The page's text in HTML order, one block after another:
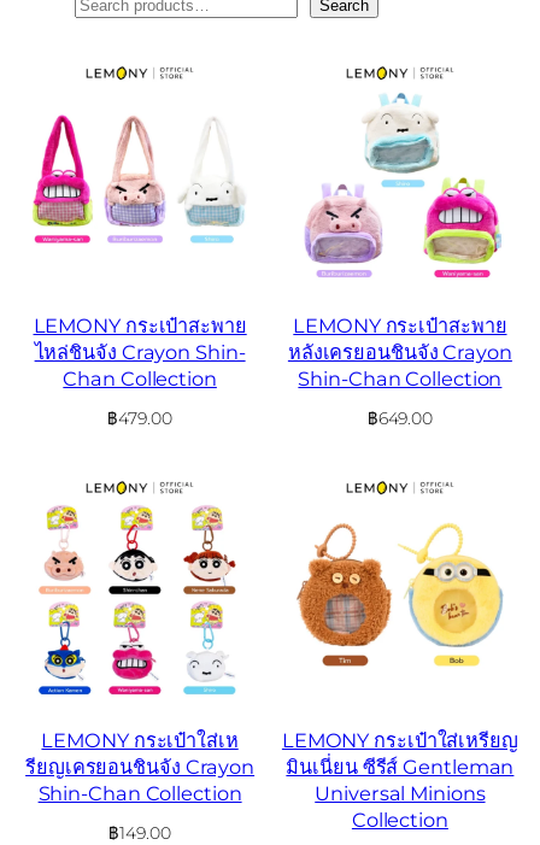
Search
LEMONY กระเป๋าสะพาย
ไหล่ชินจัง Crayon Shin-
Chan Collection
฿479.00
LEMONY กระเป๋าสะพาย
หลังเครยอนชินจัง Crayon
Shin-Chan Collection
฿649.00
LEMONY กระเป๋าใส่เห
รียญเครยอนชินจัง Crayon
Shin-Chan Collection
฿149.00
LEMONY กระเป๋าใส่เหรียญ
มินเนี่ยน ซีรีส์ Gentleman
Universal Minions
Collection